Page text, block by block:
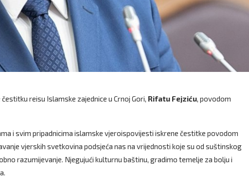
reisu Islamske zajednice u Crnoj Gori, Rifatu Fejziću, povodom
i svim pripadnicima islamske vjeroispovijesti iskrene čestitke povodom
vjerskih svetkovina podsjeća nas na vrijednosti koje su od suštinskog
razumijevanje. Njegujući kulturnu baštinu, gradimo temelje za bolju i